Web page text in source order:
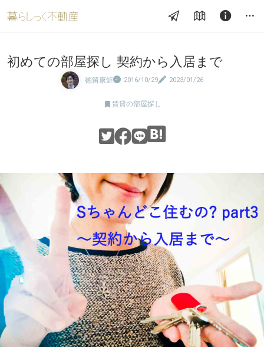
初めての部屋探し 契約から入居まで
徳留康矩 2016/10/29 2023/01/26
 賃貸の部屋探し